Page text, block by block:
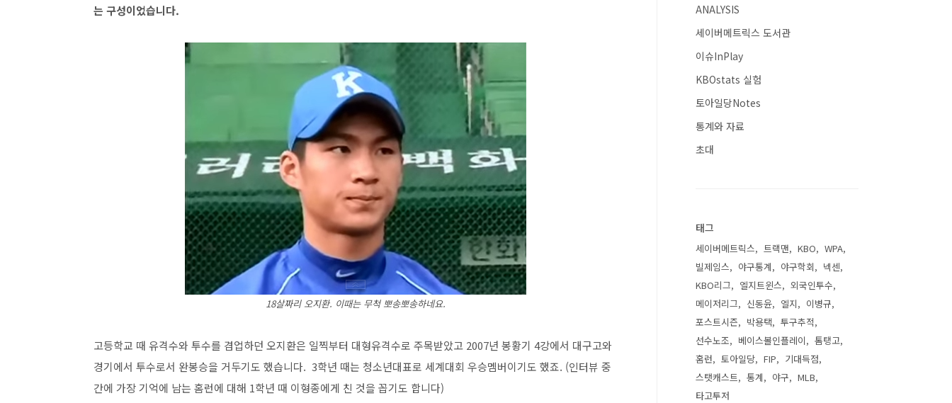
는 구성이었습니다.
18살짜리 오지환. 이때는 무척 뽀송뽀송하네요.
고등학교 때 유격수와 투수를 겸업하던 오지환은 일찍부터 대형유격수로 주목받았고 2007년 봉황기 4강에서 대구고와
경기에서 투수로서 완봉승을 거두기도 했습니다. 3학년 때는 청소년대표로 세계대회 우승멤버이기도 했죠. (인터뷰 중
간에 가장 기억에 남는 홈런에 대해 1학년 때 이형종에게 친 것을 꼽기도 합니다)
ANALYSIS
세이버메트릭스 도서관
이슈InPlay
KBOstats 실험
토아일당Notes
통계와 자료
초대
태그
세이버메트릭스 트랙맨 KBO
WPA
빌제임스
야구통계 야구학회
넥센
KBO리그
엘지트윈스
외국인투수
메이저리그
신동윤 엘지
이병규
포스트시즌
박용택
투구추적
선수노조
베이스볼인플레이
톰탱고
홈런
토아일당 FIP
기대득점
스탯캐스트
통계 야구
MLB
타고투저